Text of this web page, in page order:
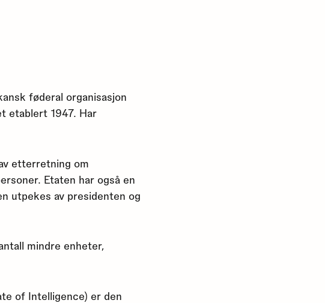
føderal organisasjon
etablert 1947. Har
etterretning om
Etaten har også en
utpekes av presidenten og
mindre enheter,
of Intelligence) er den